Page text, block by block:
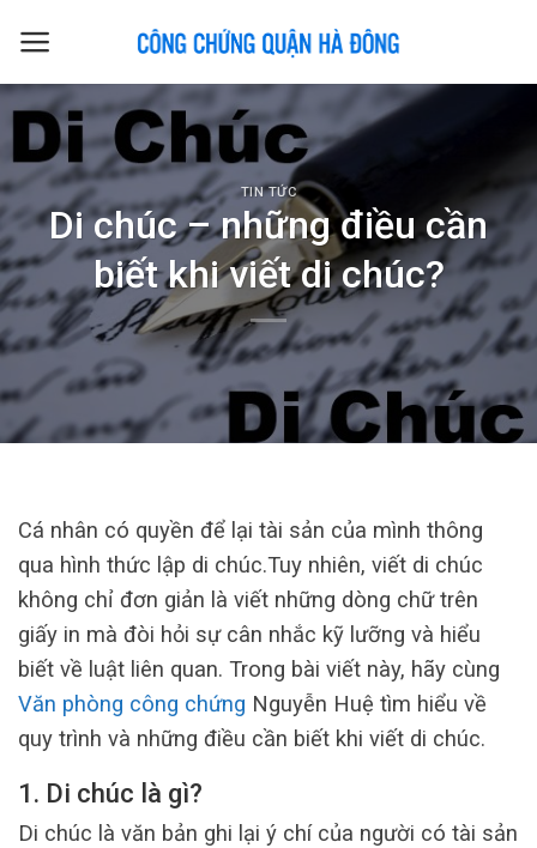
TIN TỨC
Di chúc – những điều cần
biết khi viết di chúc?
Cá nhân có quyền để lại tài sản của mình thông
qua hình thức lập di chúc.Tuy nhiên, viết di chúc
không chỉ đơn giản là viết những dòng chữ trên
giấy in mà đòi hỏi sự cân nhắc kỹ lưỡng và hiểu
biết về luật liên quan. Trong bài viết này, hãy cùng
Văn phòng công chứng Nguyễn Huệ tìm hiểu về
quy trình và những điều cần biết khi viết di chúc.
1. Di chúc là gì?
Di chúc là văn bản ghi lại ý chí của người có tài sản